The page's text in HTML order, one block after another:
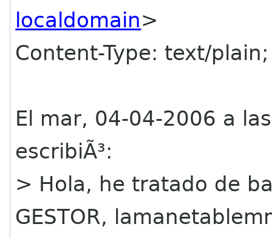
localdomain>
Content-Type: text/
El mar, 04-04-2006 a
escribiÃ³:
> Hola, he tratado de
GESTOR,